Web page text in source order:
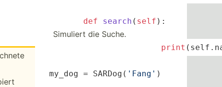
def search ( self ) :
Simuliert die Suche.
print
my_dog = SARDog( 'Fang' )